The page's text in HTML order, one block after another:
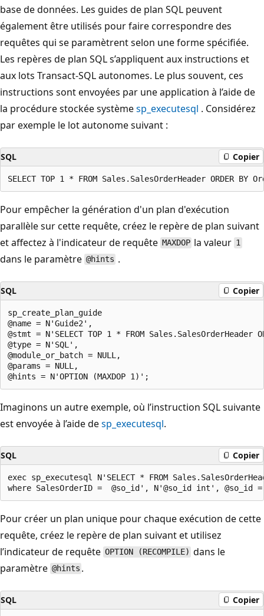
base de données. Les guides de plan SQL peuvent
également être utilisés pour faire correspondre des
requêtes qui se paramètrent selon une forme spécifiée.
Les repères de plan SQL s’appliquent aux instructions et
aux lots Transact-SQL autonomes. Le plus souvent, ces
instructions sont envoyées par une application à l’aide de
la procédure stockée systèmesp_executesql . Considérez
par exemple le lot autonome suivant :
SQL Copier
Pour empêcher la génération d'un plan d'exécution
parallèle sur cette requête, créez le repère de plan suivant
et affectez à l'indicateur de requête MAXDOP la valeur 1
dans le paramètre @hints .
SQL Copier
sp_create_plan_guide
@name = N'Guide2',
@stmt = N'SELECT TOP 1 * FROM Sales.SalesOrderHeader
@type = N'SQL',
@module_or_batch = NULL,
@params = NULL,
Imaginons un autre exemple, où l’instruction SQL suivante
est envoyée à l’aide desp_executesql.
SQL Copier
exec sp_executesql N'SELECT * FROM
Pour créer un plan unique pour chaque exécution de cette
requête, créez le repère de plan suivant et utilisez
l’indicateur de requête OPTION (RECOMPILE) dans le
paramètre @hints .
SQL Copier